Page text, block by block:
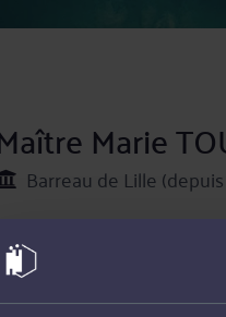
Marie
Barreau de Lille
Maître Marie
droit des